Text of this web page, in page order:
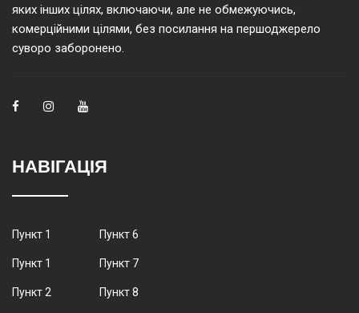
яких інших цілях, включаючи, але не обмежуючись,
комерційними цілями, без посилання на першоджерело
суворо заборонено.
НАВІГАЦІЯ
Пункт 1
Пункт 1
Пункт 2
Пункт 6
Пункт 7
Пункт 8